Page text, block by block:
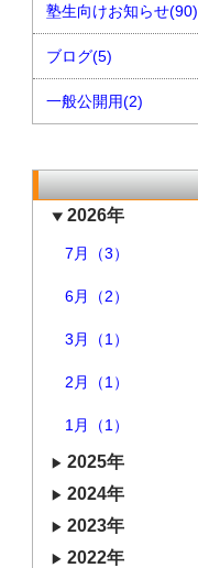
塾生向けお知らせ(90)
ブログ(5)
一般公開用(2)
2026年
7月（3）
6月（2）
3月（1）
2月（1）
1月（1）
2025年
2024年
2023年
2022年